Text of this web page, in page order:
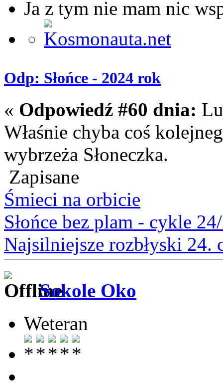
Ja z tym nie mam nic
Odp: Słońce - 2024 rok
« Odpowiedź #60 dnia:
Właśnie chyba coś
wybrzeża Słoneczka.
Zapisane
Śmieci na orbicie
Słońce bez plam - cykle
Najsilniejsze rozbłyski 24.
Sokole Oko
Weteran